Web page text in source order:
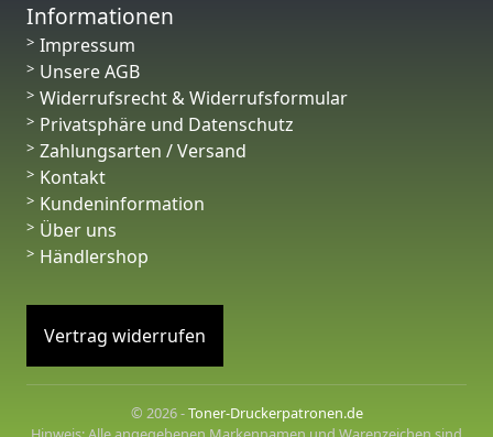
Informationen
Impressum
Unsere AGB
Widerrufsrecht & Widerrufsformular
Privatsphäre und Datenschutz
Zahlungsarten / Versand
Kontakt
Kundeninformation
Über uns
Händlershop
Vertrag widerrufen
© 2026 -Toner-Druckerpatronen.de